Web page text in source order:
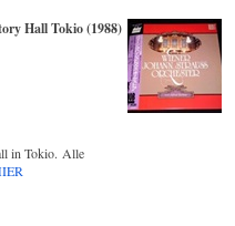
Hall Tokio (1988)
in Tokio. Alle